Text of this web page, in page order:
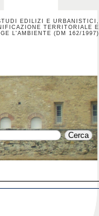
EDILIZI E URBANISTICI,
TERRITORIALE E
L'AMBIENTE (DM 162/1997)